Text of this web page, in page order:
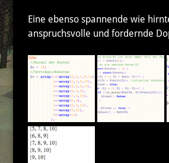
Eine ebenso spannende wie
anspruchsvolle und fordernde